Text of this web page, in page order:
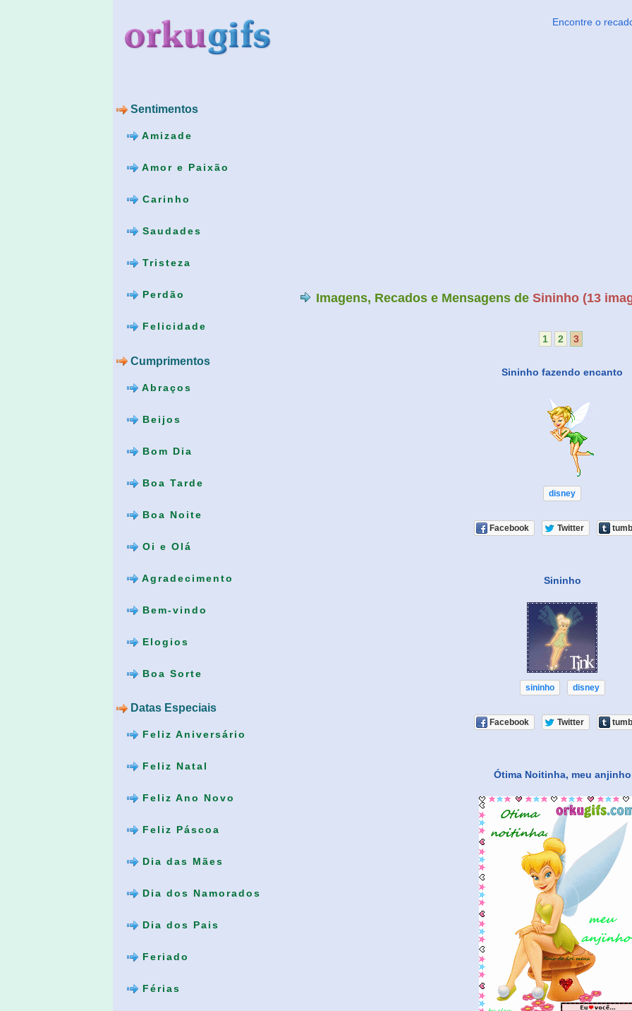
Sentimentos
Amizade
Amor e Paixão
Carinho
Saudades
Tristeza
Perdão
Felicidade
Cumprimentos
Abraços
Beijos
Bom Dia
Boa Tarde
Boa Noite
Oi e Olá
Agradecimento
Bem-vindo
Elogios
Boa Sorte
Datas Especiais
Feliz Aniversário
Feliz Natal
Feliz Ano Novo
Feliz Páscoa
Dia das Mães
Dia dos Namorados
Dia dos Pais
Feriado
Férias
Encontre o
Imagens, Recados e Mensagens de Sininho (13
1 2 3
Sininho fazendo encanto
disney
Facebook Twitter
Sininho
sininho disney
Facebook Twitter
Ótima Noitinha, meu anjinho